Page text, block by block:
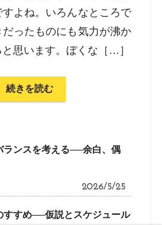
よね。いろんなところで
ったものにも気力が沸か
思います。ぼくな［…］
続きを読む
ランスを考える──余白、偶
2026/5/25
すすめ──仮説とスケジュール